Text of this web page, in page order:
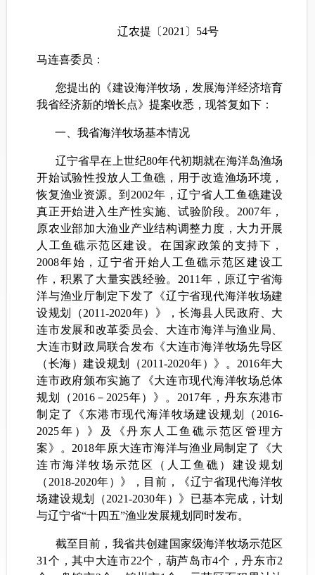
辽农提〔2021〕54号
马连喜委员：
您提出的《建设海洋牧场，发展海洋经济培育
我省经济新的增长点》提案收悉，现答复如下：
一、我省海洋牧场基本情况
辽宁省早在上世纪80年代初期就在海洋岛渔场
开始试验性投放人工鱼礁，用于改造渔场环境，
恢复渔业资源。到2002年，辽宁省人工鱼礁建设
真正开始进入生产性实施、试验阶段。2007年，
原农业部加大渔业产业结构调整力度，大力开展
人工鱼礁示范区建设。在国家政策的支持下，
2008年始，辽宁省开始人工鱼礁示范区建设工
作，积累了大量实践经验。 2011年，原辽宁省海
洋与渔业厅制定下发了《辽宁省现代海洋牧场建
设规划（2011-2020年）》，长海县人民政府、大
连市发展和改革委员会、大连市海洋与渔业局、
大连市财政局联合发布《大连市海洋牧场先导区
（长海）建设规划（2011-2020年）》。2016年大
连市政府颁布实施了《大连市现代海洋牧场总体
规划（2016－2025年）》。2017年，丹东东港市
制定了《东港市现代海洋牧场建设规划（2016-
2025年）》及《丹东人工鱼礁示范区管理方
案》。2018年原大连市海洋与渔业局制定了《大
连市海洋牧场示范区（人工鱼礁）建设规划
（2018-2020年）》， 目前，
《辽宁省现代海洋牧
场建设规划（2021-2030年）》 已基本完成，计划
与辽宁省“十四五”渔业发展规划同时发布。
截至目前，我省共创建国家级海洋牧场示范区
31个，其中大连市22个，葫芦岛市4个，丹东市2